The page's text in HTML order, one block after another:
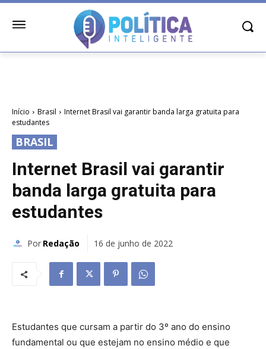
Início Brasil
Internet Brasil vai garantir banda larga gratuita para
estudantes
BRASIL
Internet Brasil vai garantir
banda larga gratuita para
estudantes
Por Redação 16 de junho de 2022
Estudantes que cursam a partir do 3º ano do ensino
fundamental ou que estejam no ensino médio e que